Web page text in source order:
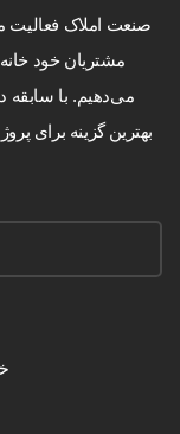
صنعت املاک فعالیت
مشتریان خود
می‌دهیم. با سابقه
بهترین گزینه برای